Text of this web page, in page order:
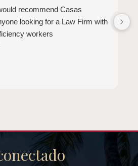
recommend Casas
looking for a Law Firm with
workers